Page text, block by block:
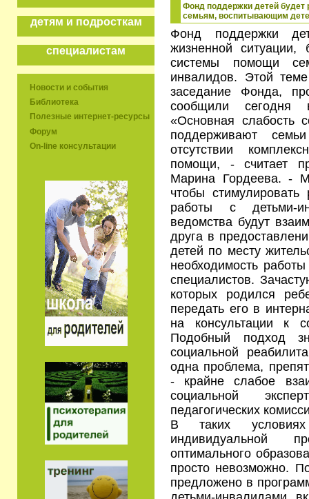
детям и подросткам
специалистам
Новости и события
Библиотека
Полезные интернет-ресурсы
Форум
On-line консультации
Фонд поддержки детей
семьям, воспитывающим
Фонд поддержки
жизненной ситуации,
системы помощи
инвалидов. Этой
заседание Фонда,
сообщили
«Основная слабость
поддерживают
отсутствии
помощи, - считает
Марина Гордеева. -
чтобы
работы с детьми-
ведомства будут
друга в
детей по месту
необходимость
специалистов.
которых родился
передать его в
на консультации к
Подобный подход
социальной
одна проблема,
- крайне слабое
социальной
педагогических
В таких условиях
индивидуальной
оптимального
просто невозможно.
предложено в